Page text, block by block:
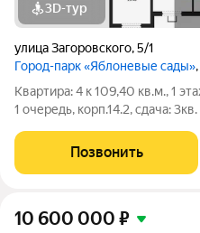
3D-тур
улица Загоровского,5/1
Город-парк «Яблоневые сады»
Квартира: 4 к 109,40 кв.м., 1
1 очередь, корп.14.2, сдача:
Позвонить
10 600 000 ₽